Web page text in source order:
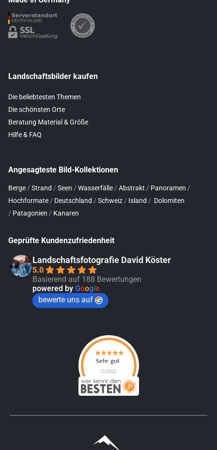
Landschaftsbilder kaufen
Die beliebtesten Themen
Die schönsten Orte
Beratung Material & Größe
Hilfe & FAQ
Angesagteste Bild-Kollektionen
Berge / Strand / Seen / Wasserfälle / Abstrakt / Panoramen /
Hochformate / Deutschland / Schweiz / Island / Dolomiten
/ Patagonien / Kanaren
Geprüfte Kundenzufriedenheit
Landschaftsfotografie David Köster
5.0
Basierend auf 188 Bewertungen
powered by Google
bewerte uns auf